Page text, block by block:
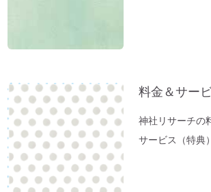
【職場の浄化】職場の雰囲気
新生活スタート！生年月日か
守神社」があなたをサポートし
春分ですね。今週やるべきこと
方位除けへ行ってきました（
も祈願した「方違神社」＠大阪
方位除けへ行ってきました（
料金＆サー
神社リサーチの
サービス（特典